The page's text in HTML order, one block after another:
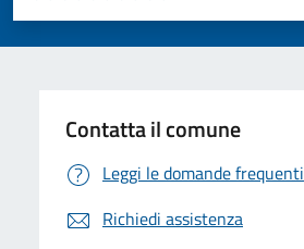
Valuta 5 stelle su 5
Valuta 4 stelle su 5
Valuta 3 stelle su 5
Valuta 2 stelle su 5
Valuta 1 stelle su 5
Contatta il comune
Leggi le domande frequenti
Richiedi assistenza